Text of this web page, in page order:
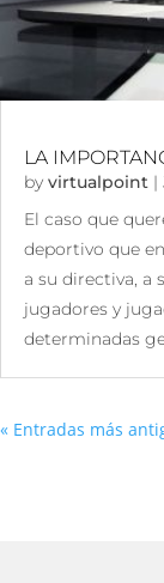
LA
by virtualpoint |
El caso que
deportivo que
a su directiva, a
jugadores y
determinadas
« Entradas más